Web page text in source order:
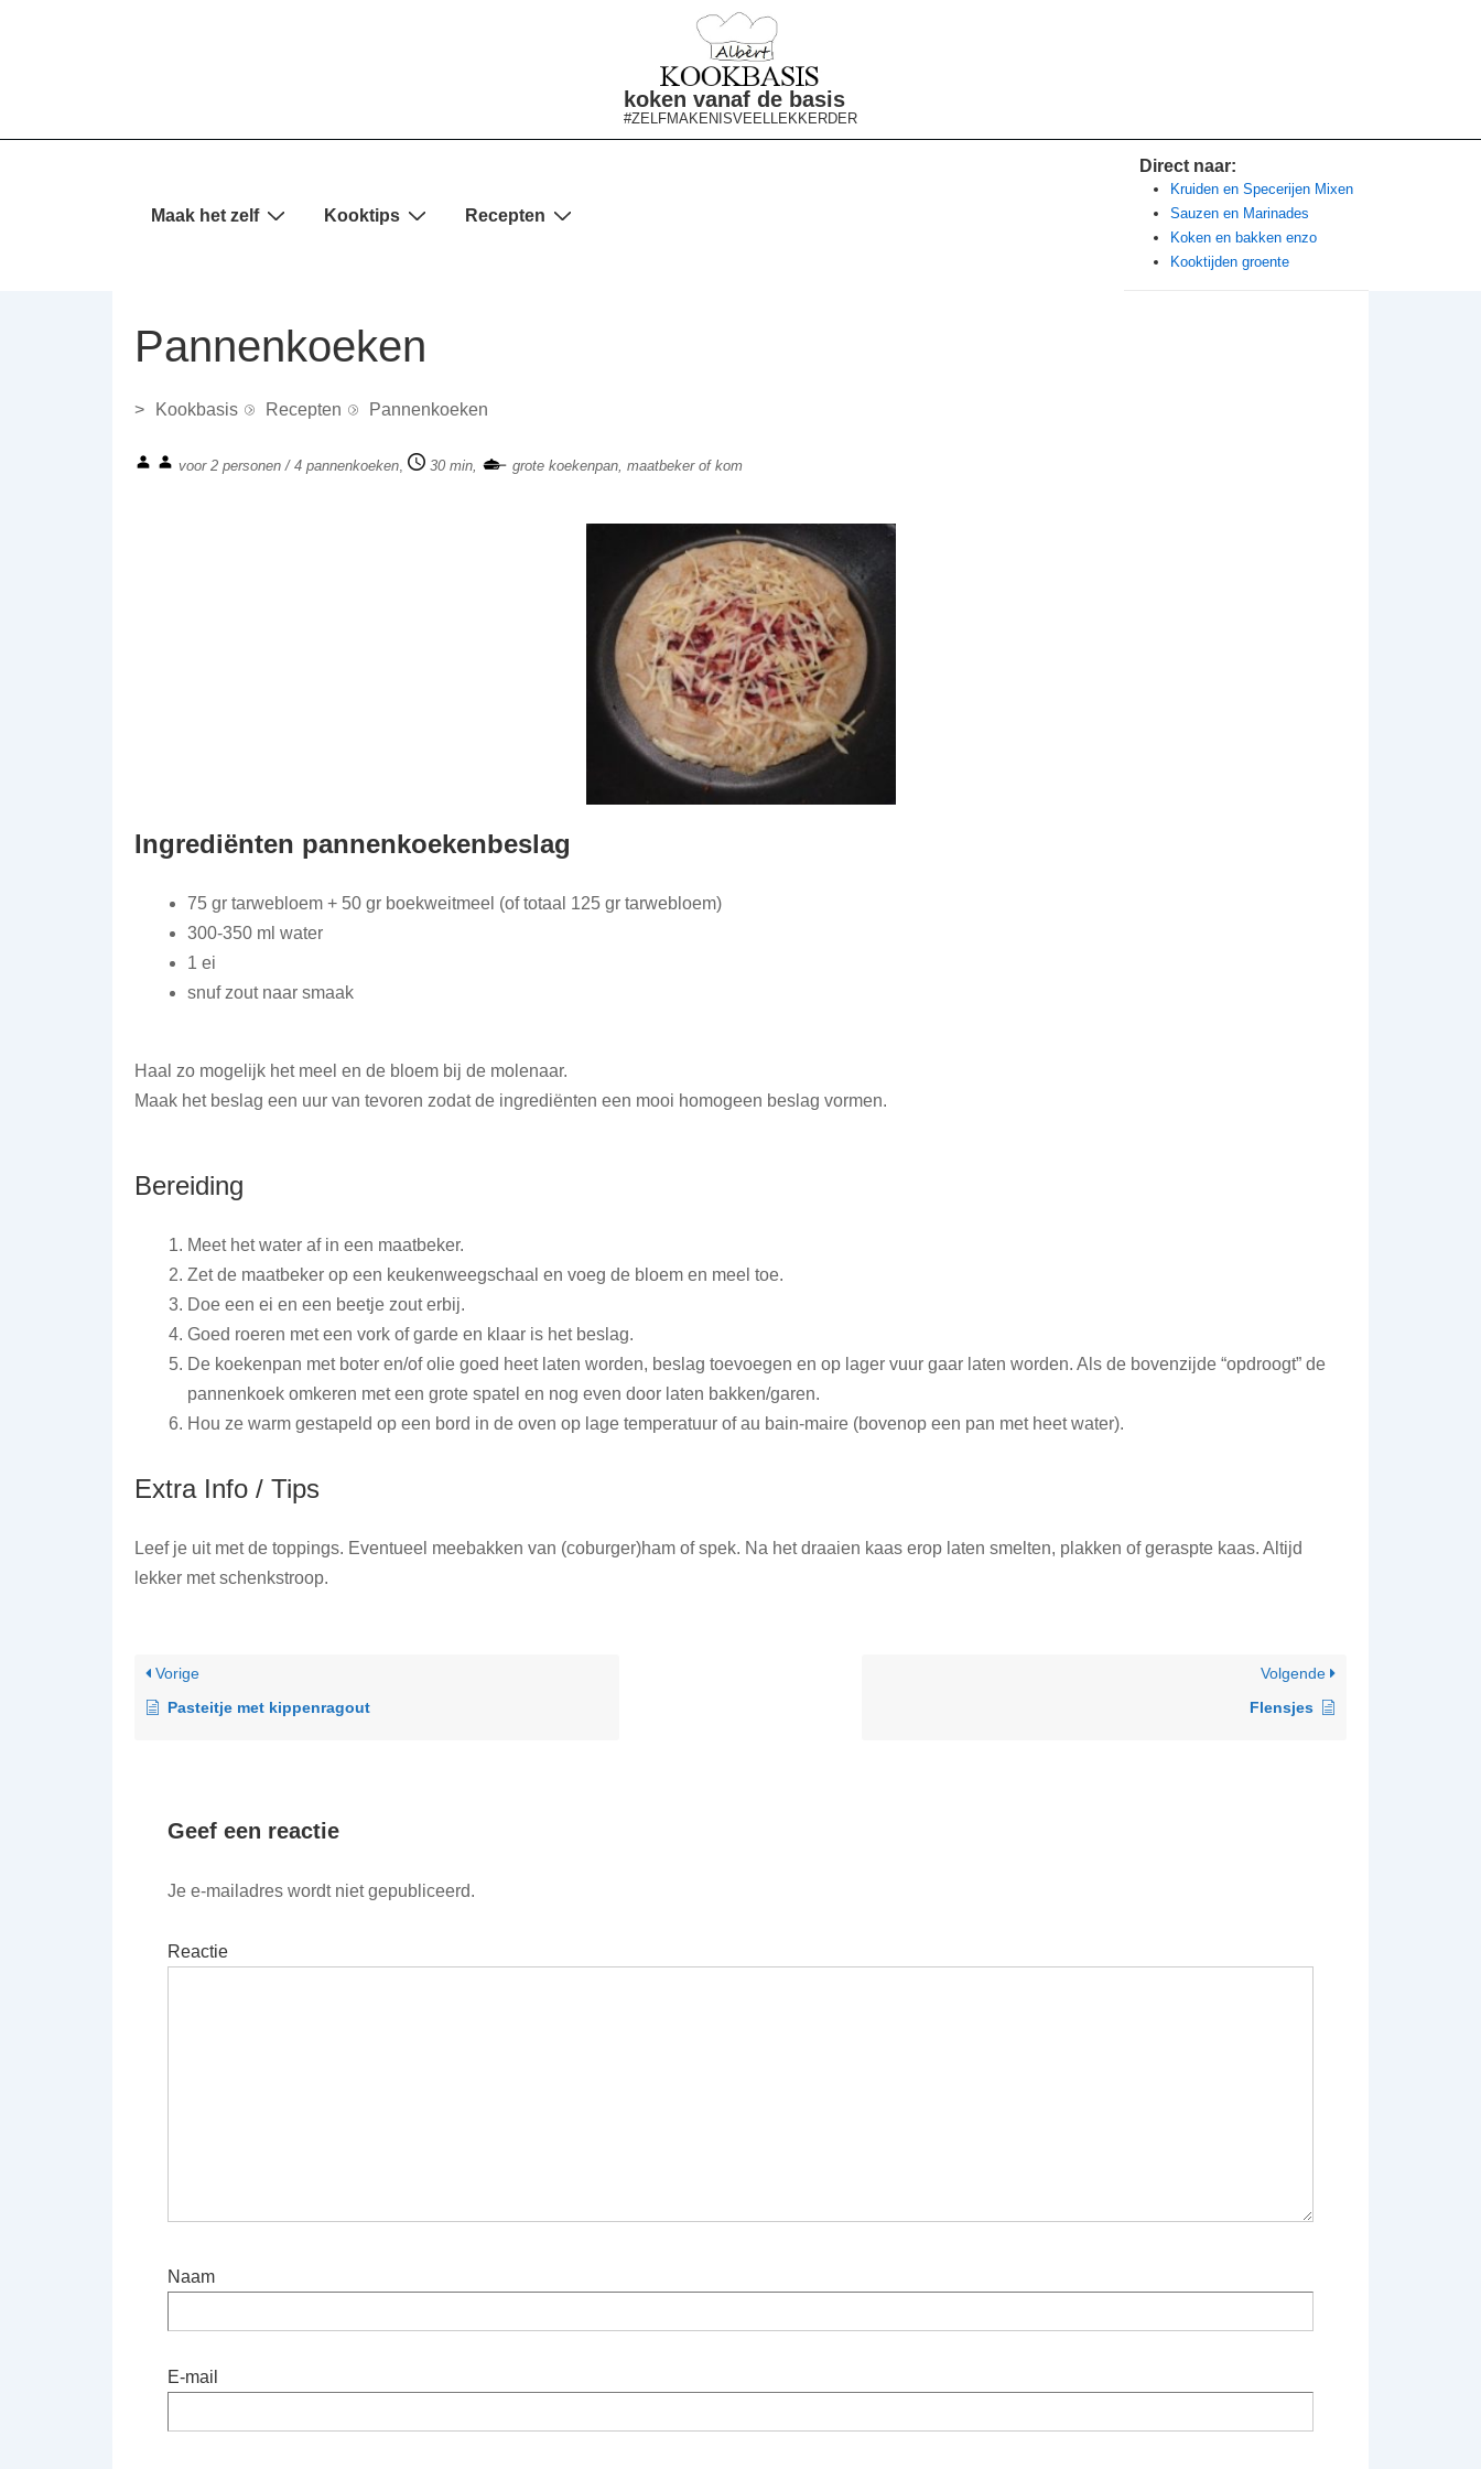
koken vanaf de basis
#ZELFMAKENISVEELLEKKERDER
Hoofd
Maak het zelf Kooktips Recepten
Direct naar:
Kruiden en Specerijen Mixen
Sauzen en Marinades
Koken en bakken enzo
Kooktijden groente
Pannenkoeken
> Kookbasis Recepten Pannenkoeken
voor 2 personen / 4 pannenkoeken, 30 min, grote koekenpan, maatbeker of kom
Ingrediënten pannenkoekenbeslag
75 gr tarwebloem + 50 gr boekweitmeel (of totaal 125 gr tarwebloem)
300-350 ml water
1 ei
snuf zout naar smaak
Haal zo mogelijk het meel en de bloem bij de molenaar.
Maak het beslag een uur van tevoren zodat de ingrediënten een mooi homogeen beslag vormen.
Bereiding
Meet het water af in een maatbeker.
Zet de maatbeker op een keukenweegschaal en voeg de bloem en meel toe.
Doe een ei en een beetje zout erbij.
Goed roeren met een vork of garde en klaar is het beslag.
De koekenpan met boter en/of olie goed heet laten worden, beslag toevoegen en op lager vuur gaar laten worden. Als de bovenzijde “opdroogt” de
pannenkoek omkeren met een grote spatel en nog even door laten bakken/garen.
Hou ze warm gestapeld op een bord in de oven op lage temperatuur of au bain-maire (bovenop een pan met heet water).
Extra Info / Tips
Leef je uit met de toppings. Eventueel meebakken van (coburger)ham of spek. Na het draaien kaas erop laten smelten, plakken of geraspte kaas. Altijd
lekker met schenkstroop.
Vorige
Pasteitje met kippenragout
Volgende
Flensjes
Geef een reactie
Je e-mailadres wordt niet gepubliceerd.
Reactie
Naam
E-mail